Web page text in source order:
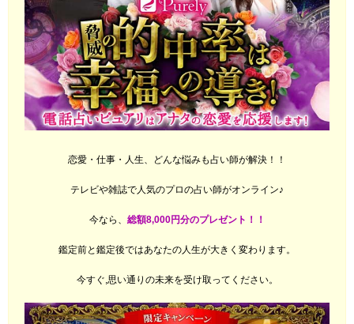
恋愛・仕事・人生、どんな悩みも占い師が解決！！
テレビや雑誌で人気のプロの占い師がオンライン♪
今なら、 総額8,000円分のプレゼント！！
鑑定前と鑑定後ではあなたの人生が大きく変わります。
今すぐ,思い通りの未来を受け取ってください。